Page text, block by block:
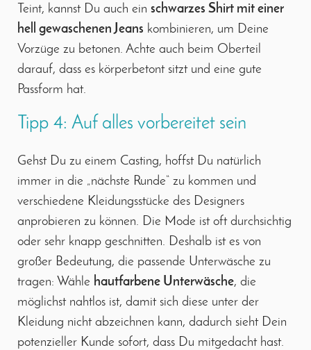
Teint, kannst Du auch ein schwarzes Shirt mit einer
hell gewaschenen Jeans kombinieren, um Deine
Vorzüge zu betonen. Achte auch beim Oberteil
darauf, dass es körperbetont sitzt und eine gute
Passform hat.
Tipp 4: Auf alles vorbereitet sein
Gehst Du zu einem Casting, hoffst Du natürlich
immer in die „nächste Runde“ zu kommen und
verschiedene Kleidungsstücke des Designers
anprobieren zu können. Die Mode ist oft durchsichtig
oder sehr knapp geschnitten. Deshalb ist es von
großer Bedeutung, die passende Unterwäsche zu
tragen: Wähle hautfarbene Unterwäsche, die
möglichst nahtlos ist, damit sich diese unter der
Kleidung nicht abzeichnen kann, dadurch sieht Dein
potenzieller Kunde sofort, dass Du mitgedacht hast.